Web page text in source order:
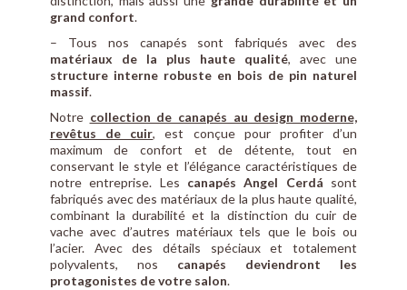
grand confort.
– Tous nos canapés sont fabriqués avec des
matériaux de la plus haute qualité, avec une
structure interne robuste en bois de pin naturel
massif.
Notre collection de canapés au design moderne,
revêtus de cuir, est conçue pour profiter d’un
maximum de confort et de détente, tout en
conservant le style et l’élégance caractéristiques de
notre entreprise. Les canapés Angel Cerdá sont
fabriqués avec des matériaux de la plus haute qualité,
combinant la durabilité et la distinction du cuir de
vache avec d’autres matériaux tels que le bois ou
l’acier. Avec des détails spéciaux et totalement
polyvalents, nos canapés deviendront les
protagonistes de votre salon.